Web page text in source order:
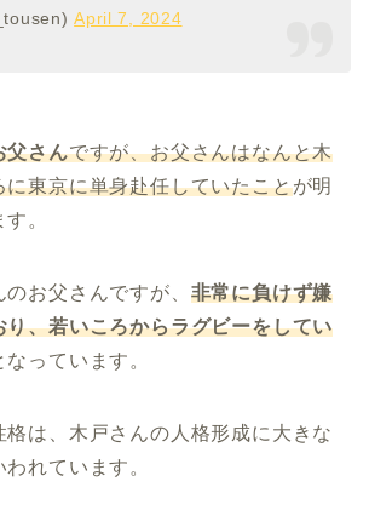
April 7, 2024
父さんですが、お父さんはなんと木
に東京に単身赴任していたことが明
。
お父さんですが、 非常に負けず嫌
り、若いころからラグビーをしてい
なっています。
格は、木戸さんの人格形成に大きな
れています。